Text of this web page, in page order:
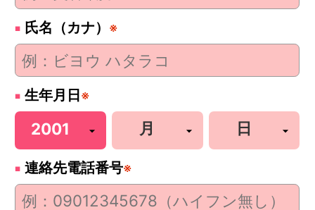
氏名（カナ） ※
生年月日 ※
連絡先電話番号※